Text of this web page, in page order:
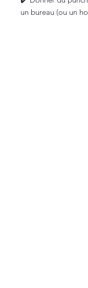
un bureau (ou un